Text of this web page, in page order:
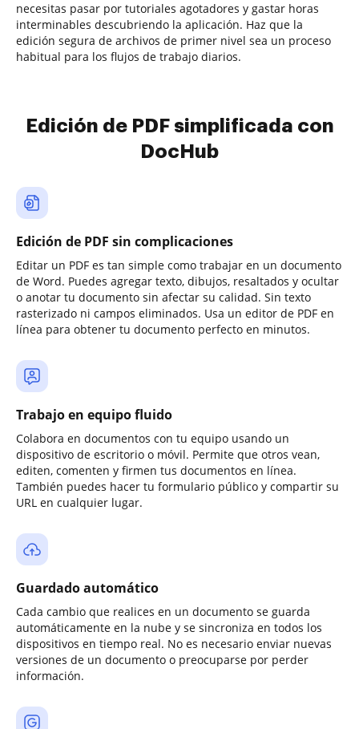
necesitas pasar por tutoriales agotadores y gastar horas
interminables descubriendo la aplicación. Haz que la
edición segura de archivos de primer nivel sea un proceso
habitual para los flujos de trabajo diarios.
Edición de PDF simplificada con
DocHub
Edición de PDF sin complicaciones
Editar un PDF es tan simple como trabajar en un documento
de Word. Puedes agregar texto, dibujos, resaltados y ocultar
o anotar tu documento sin afectar su calidad. Sin texto
rasterizado ni campos eliminados. Usa un editor de PDF en
línea para obtener tu documento perfecto en minutos.
Trabajo en equipo fluido
Colabora en documentos con tu equipo usando un
dispositivo de escritorio o móvil. Permite que otros vean,
editen, comenten y firmen tus documentos en línea.
También puedes hacer tu formulario público y compartir su
URL en cualquier lugar.
Guardado automático
Cada cambio que realices en un documento se guarda
automáticamente en la nube y se sincroniza en todos los
dispositivos en tiempo real. No es necesario enviar nuevas
versiones de un documento o preocuparse por perder
información.